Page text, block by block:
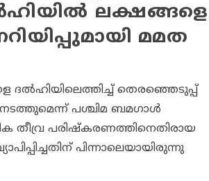
ലക്ഷങ്ങളെ
മമത
തെരഞ്ഞെടുപ്പ്
പശ്ചിമ ബമഗാള്‍
തീവ്ര പരിഷ്‌കരണത്തിനെതിരായ
പിന്നാലെയായിരുന്നു